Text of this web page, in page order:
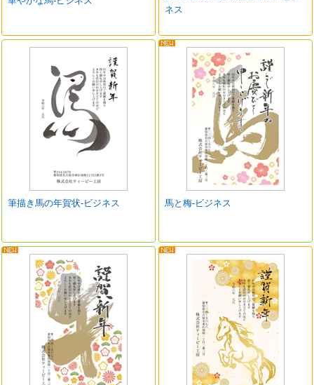
ネス
筆描き馬の年賀状-ビジネス 馬と梅-ビジネス